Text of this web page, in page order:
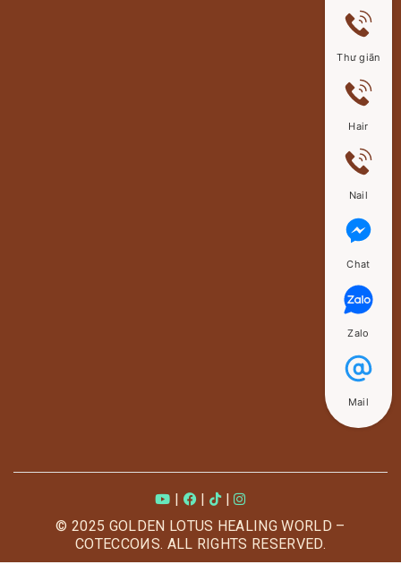
|
© 2025 GOLDEN LOTUS HEALING WORLD –
COTECCOИS. ALL RIGHTS RESERVED.
Thư giãn
Hair
Nail
Chat
Zalo
Mail